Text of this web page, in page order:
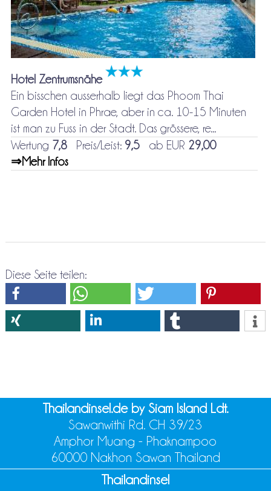
Hotel Zentrumsnähe
Ein bisschen ausserhalb liegt das Phoom Thai
Garden Hotel in Phrae, aber in ca. 10-15 Minuten
ist man zu Fuss in der Stadt. Das grössere, re...
Wertung 7,8Preis/Leist: 9,5ab EUR 29,00
⇒Mehr Infos
Diese Seite teilen:
Thailandinsel.de by Siam Island Ldt.
Sawanwithi Rd. CH 39/23
Amphor Muang - Phaknampoo
60000 Nakhon Sawan Thailand
Thailandinsel